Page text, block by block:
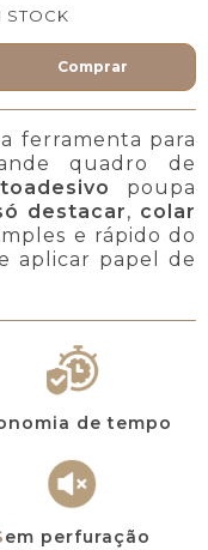
STOCK
Comprar
ferramenta para
quadro de
poupa
destacar, colar
e rápido do
aplicar papel de
de tempo
Sem perfuração